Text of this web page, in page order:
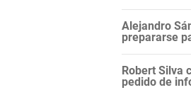
Alejandro
prepararse
Robert Silva
pedido de